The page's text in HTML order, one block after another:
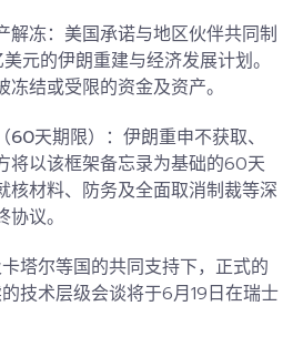
冻： 美国承诺与地区伙伴共同制
元的伊朗重建与经济发展计划。
结或受限的资金及资产。
天期限）： 伊朗重申不获取、
将以该框架备忘录为基础的60天
核材料、防务及全面取消制裁等深
议。
塔尔等国的共同支持下，正式的
技术层级会谈将于6月19日在瑞士